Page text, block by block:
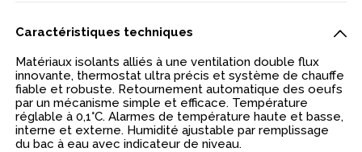
Caractéristiques techniques
Matériaux isolants alliés à une ventilation double flux
innovante, thermostat ultra précis et système de chauffe
fiable et robuste. Retournement automatique des oeufs
par un mécanisme simple et efficace. Température
réglable à 0,1°C. Alarmes de température haute et basse,
interne et externe. Humidité ajustable par remplissage
du bac à eau avec indicateur de niveau.